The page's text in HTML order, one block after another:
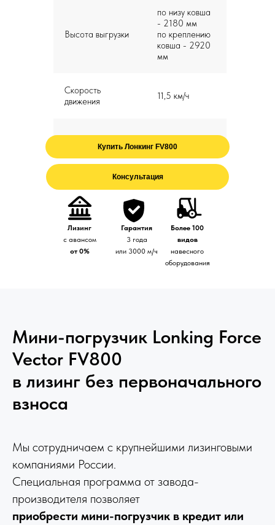
Высота выгрузки
по низу ковша
- 2180 мм
по креплению
ковша - 2920
мм
Скорость
движения
11,5 км/ч
Купить Лонкинг FV800
Консультация
Лизинг
с авансом
от 0%
Гарантия
3 года
или 3000 м/ч
Более 100
видов
навесного
оборудования
Мини-погрузчик Lonking Force
Vector FV800
в лизинг без первоначального
взноса
Мы сотрудничаем с крупнейшими лизинговыми
компаниями России.
Специальная программа от завода-
производителя позволяет
приобрести мини-погрузчик в кредит или